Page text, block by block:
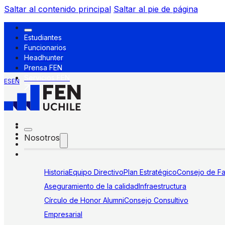
Saltar al contenido principal Saltar al pie de página
Estudiantes
Funcionarios
Headhunter
Prensa FEN
ESEN
Nosotros
HistoriaEquipo DirectivoPlan EstratégicoConsejo de
Aseguramiento de la calidadInfraestructura
Círculo de Honor AlumniConsejo Consultivo
Empresarial